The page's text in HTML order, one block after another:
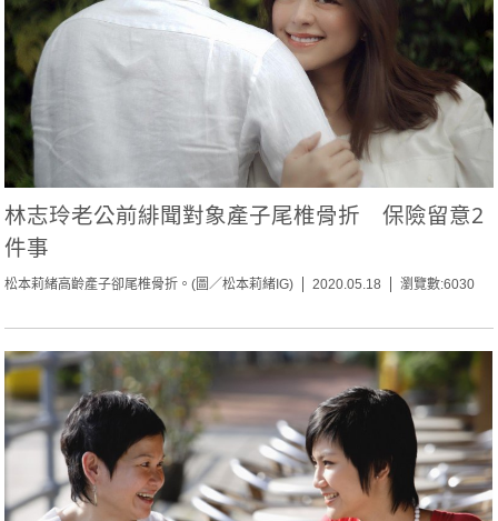
林志玲老公前緋聞對象產子尾椎骨折 保險留意2
件事
松本莉緒高齡產子卻尾椎骨折。(圖／松本莉緒IG) 2020.05.18 瀏覽數:6030